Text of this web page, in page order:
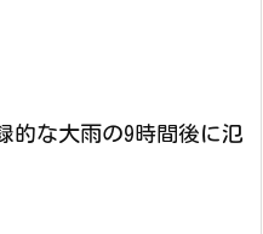
的な大雨の9時間後に氾